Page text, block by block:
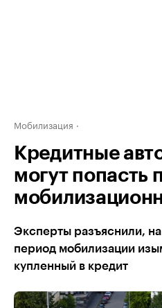
Мобилизация
Кредитные
могут попасть
Эксперты разъяснили, на
период мобилизации
купленный в кредит